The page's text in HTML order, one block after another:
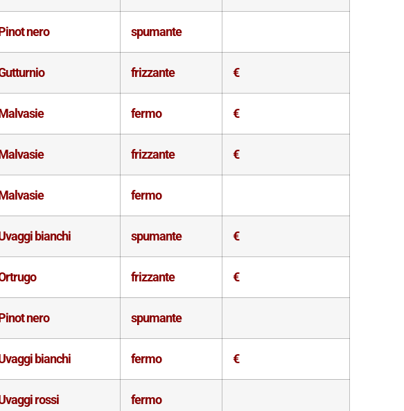
nero spumante
frizzante €
fermo €
frizzante €
fermo
bianchi spumante €
frizzante €
nero spumante
bianchi fermo €
rossi fermo